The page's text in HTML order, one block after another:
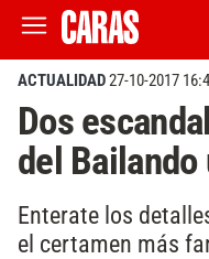
ACTUALIDAD27-10-2017
Dos
del
Enterate los
el certamen más